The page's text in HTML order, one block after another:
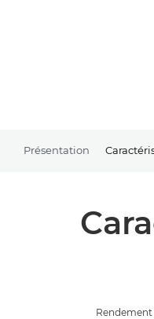
Présentation
Rendement